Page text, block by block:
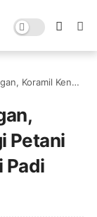
Krajan Perkuat Produksi Padi
Petani
Padi